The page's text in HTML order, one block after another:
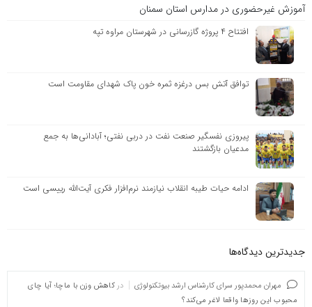
آموزش غیرحضوری در مدارس استان سمنان
افتتاح ۴ پروژه گازرسانی در شهرستان مراوه تپه
توافق آتش بس درغزه ثمره خون پاک شهدای مقاومت است
پیروزی نفسگیر صنعت نفت در دربی نفتی؛ آبادانی‌ها به جمع
مدعیان بازگشتند
ادامه حیات طیبه انقلاب نیازمند نرم‌افزار فکری آیت‌الله رییسی است
جدیدترین دیدگاه‌‌ها
مهران محمدپور سرای کارشناس ارشد بیوتکنولوژی در کاهش وزن با ماچا؛ آیا چای
محبوب این روزها واقعا لاغر می‌کند؟